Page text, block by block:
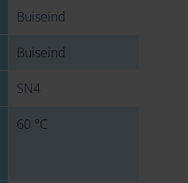
Buiseind
Buiseind
SN4
60 °C